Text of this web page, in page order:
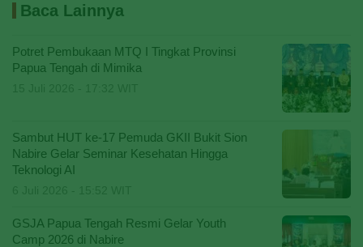
Baca Lainnya
Potret Pembukaan MTQ I Tingkat Provinsi
Papua Tengah di Mimika
Sambut HUT ke-17 Pemuda GKII Bukit Sion
Nabire Gelar Seminar Kesehatan Hingga
Teknologi AI
GSJA Papua Tengah Resmi Gelar Youth
Camp 2026 di Nabire